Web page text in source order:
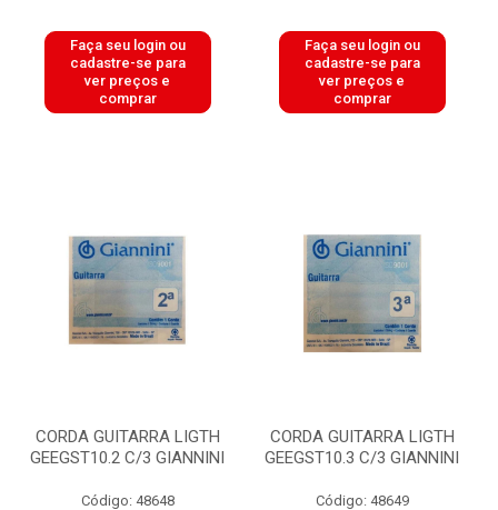
Faça seu login ou
cadastre-se para
ver preços e
comprar
Faça seu login ou
cadastre-se para
ver preços e
comprar
CORDA GUITARRA LIGTH
GEEGST10.2 C/3 GIANNINI
Código: 48648
CORDA GUITARRA LIGTH
GEEGST10.3 C/3 GIANNINI
Código: 48649